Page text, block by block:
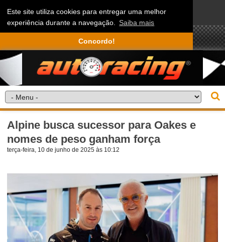
Este site utiliza cookies para entregar uma melhor
experiência durante a navegação. Saiba mais
Concordo!
Alpine busca sucessor para Oakes e
nomes de peso ganham força
terça-feira, 10 de junho de 2025 às 10:12